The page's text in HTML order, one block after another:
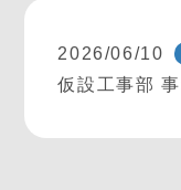
2026/06/10
仮設工事部